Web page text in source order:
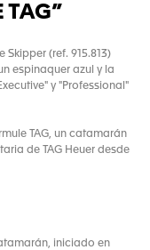
TAG”
Skipper (ref. 915.813)
espinaquer azul y la
y "Professional"
TAG, un catamarán
de TAG Heuer desde
iniciado en